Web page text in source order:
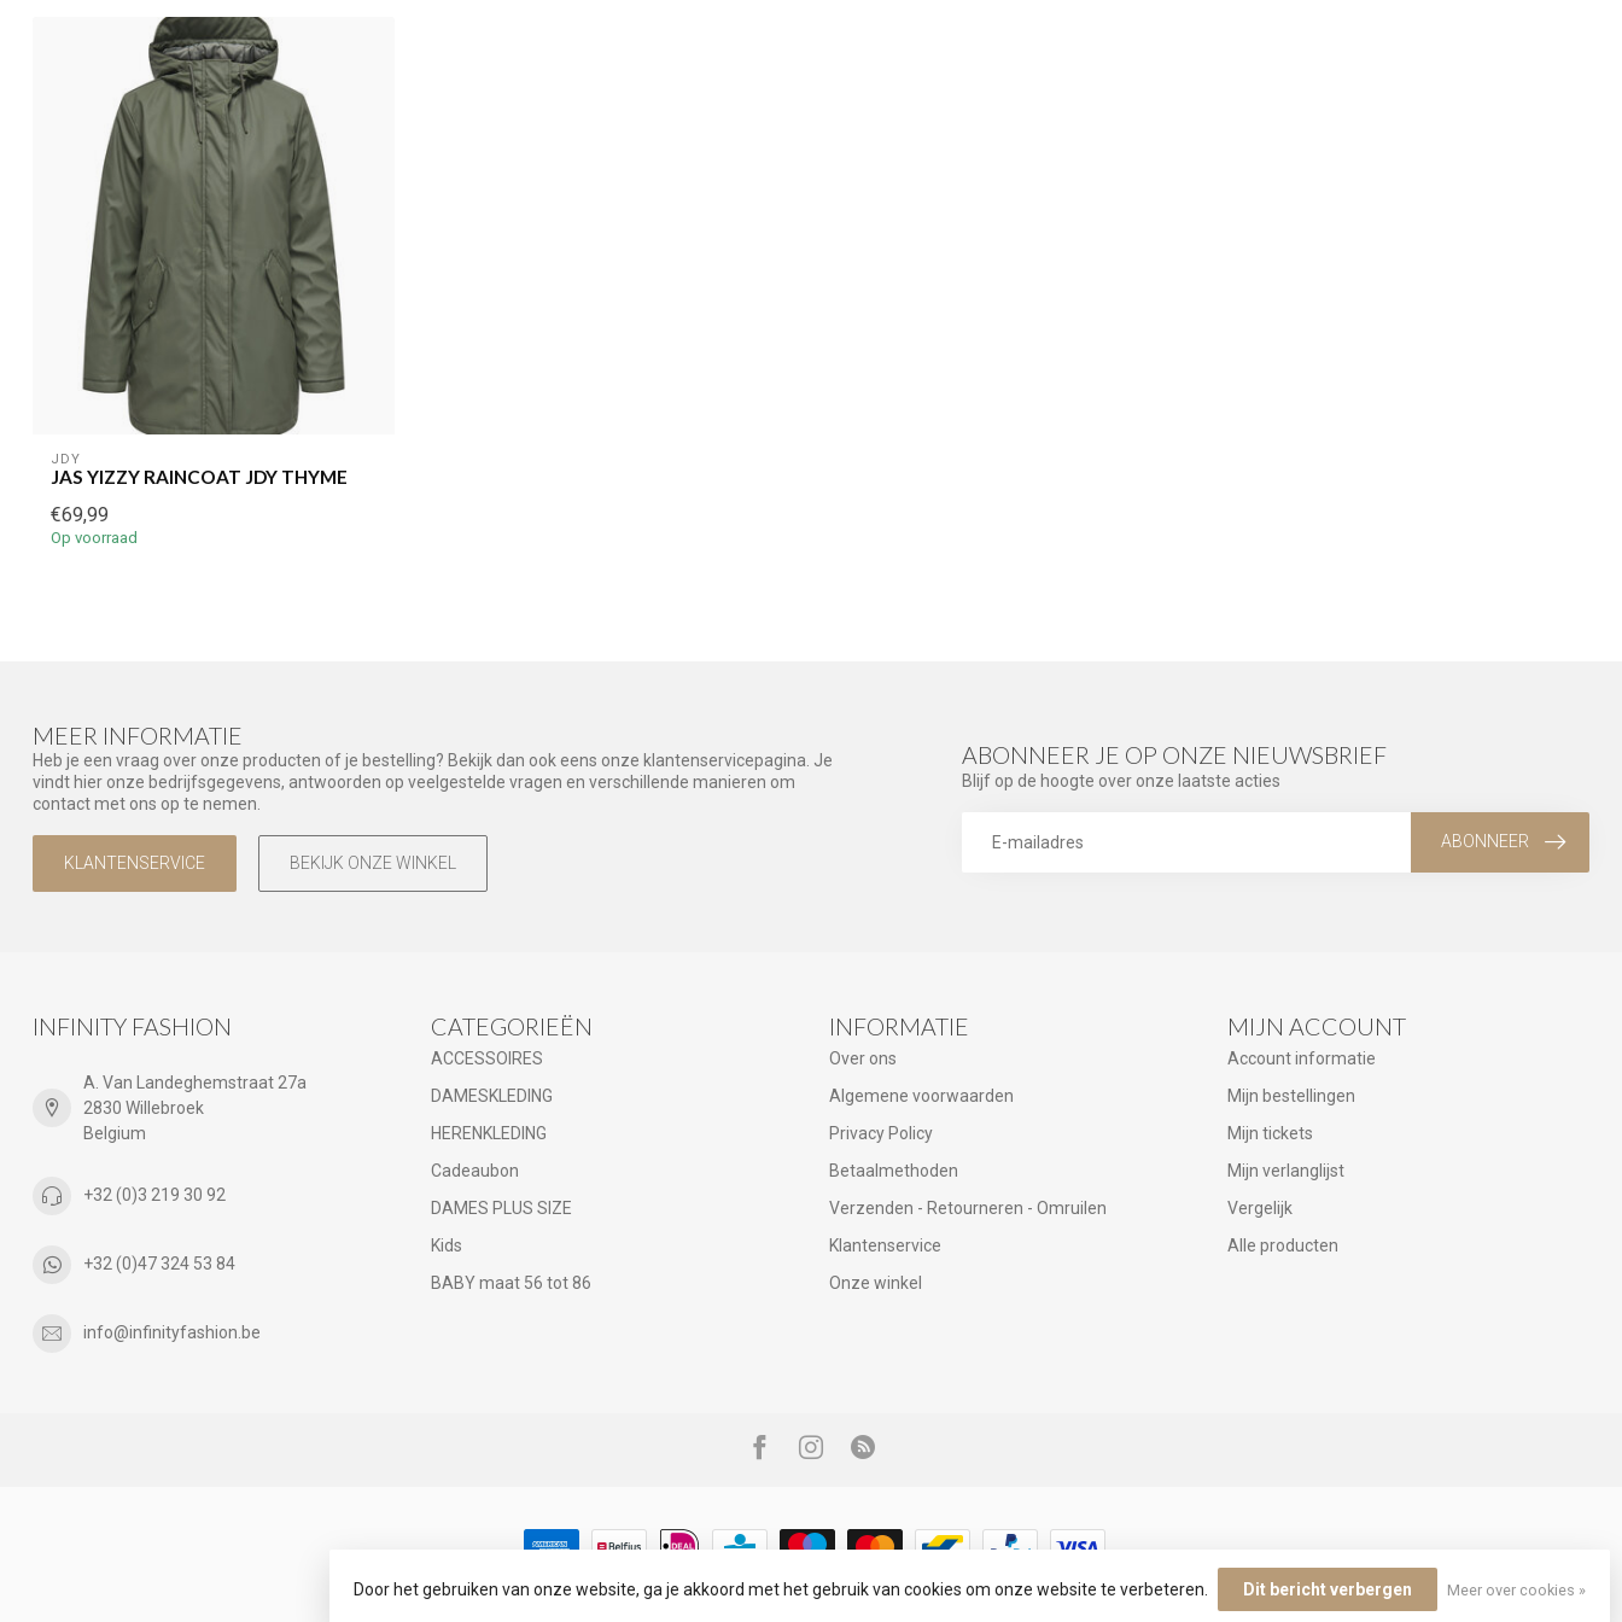
JDY
JAS YIZZY RAINCOAT JDY THYME
€69,99
Op voorraad
MEER INFORMATIE
Heb je een vraag over onze producten of je bestelling? Bekijk dan ook eens onze klantenservicepagina. Je
vindt hier onze bedrijfsgegevens, antwoorden op veelgestelde vragen en verschillende manieren om
contact met ons op te nemen.
KLANTENSERVICE BEKIJK ONZE WINKEL
ABONNEER JE OP ONZE NIEUWSBRIEF
Blijf op de hoogte over onze laatste acties
ABONNEER
INFINITY FASHION
A. Van Landeghemstraat 27a
2830 Willebroek
Belgium
+32 (0)3 219 30 92
+32 (0)47 324 53 84
info@infinityfashion.be
CATEGORIEËN
ACCESSOIRES
DAMESKLEDING
HERENKLEDING
Cadeaubon
DAMES PLUS SIZE
Kids
BABY maat 56 tot 86
INFORMATIE
Over ons
Algemene voorwaarden
Privacy Policy
Betaalmethoden
Verzenden - Retourneren - Omruilen
Klantenservice
Onze winkel
MIJN ACCOUNT
Account informatie
Mijn bestellingen
Mijn tickets
Mijn verlanglijst
Vergelijk
Alle producten
© Copyright 2026 Infinity Fashion
Door het gebruiken van onze website, ga je akkoord met het gebruik van cookies om onze website te verbeteren. Dit bericht verbergen Meer over cookies »